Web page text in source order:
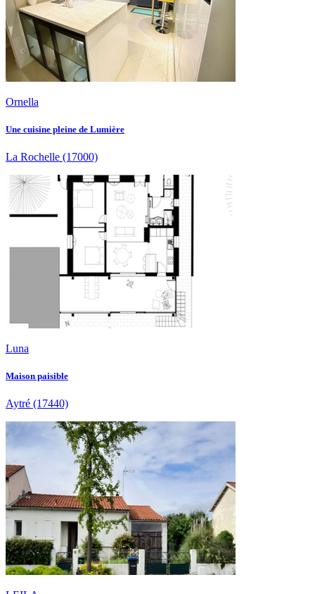
Ornella
Une cuisine pleine de Lumière
La Rochelle (17000)
Luna
Maison paisible
Aytré (17440)